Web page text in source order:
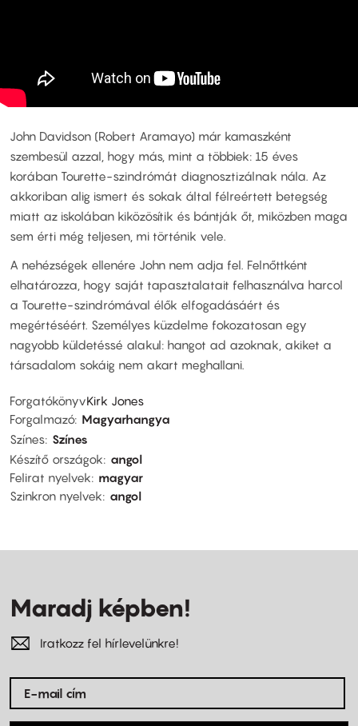
John Davidson (Robert Aramayo) már kamaszként
szembesül azzal, hogy más, mint a többiek: 15 éves
korában Tourette-szindrómát diagnosztizálnak nála. Az
akkoriban alig ismert és sokak által félreértett betegség
miatt az iskolában kiközösítik és bántják őt, miközben maga
sem érti még teljesen, mi történik vele.
A nehézségek ellenére John nem adja fel. Felnőttként
elhatározza, hogy saját tapasztalatait felhasználva harcol
a Tourette-szindrómával élők elfogadásáért és
megértéséért. Személyes küzdelme fokozatosan egy
nagyobb küldetéssé alakul: hangot ad azoknak, akiket a
társadalom sokáig nem akart meghallani.
ForgatókönyvKirk Jones
Forgalmazó Magyarhangya
Színes Színes
Készítő országok
angol
Felirat nyelvek
magyar
Szinkron nyelvek
angol
Maradj képben!
Iratkozz fel hírlevelünkre!